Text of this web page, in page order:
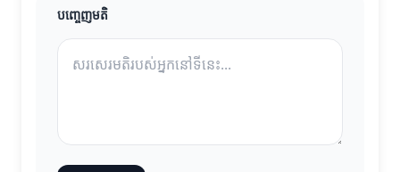
បញ្ចេញមតិ